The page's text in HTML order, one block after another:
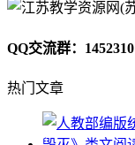
QQ交流群：1452310
热门文章